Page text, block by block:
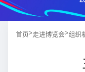
首页>走进博览会>组织